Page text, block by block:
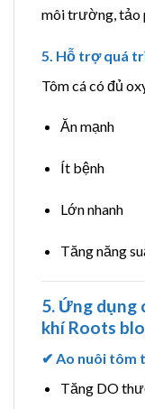
môi trường, tảo
5. Hỗ trợ quá
Tôm cá có đủ
Ăn mạnh
Ít bệnh
Lớn nhanh
Tăng năng
5. Ứng dụng
khí Roots
✔ Ao nuôi tôm
Tăng DO